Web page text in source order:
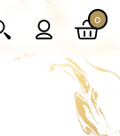
0